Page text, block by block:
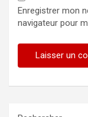
Enregistrer mon
navigateur pour